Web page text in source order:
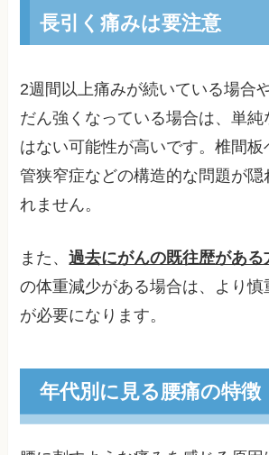
長引く痛みは要注意
2週間以上痛みが続いている場合
だん強くなっている場合は、単
はない可能性が高いです。椎間板
管狭窄症などの構造的な問題が隠
れません。
また、過去にがんの既往歴がある
の体重減少がある場合は、より慎
が必要になります。
年代別に見る腰痛の特徴